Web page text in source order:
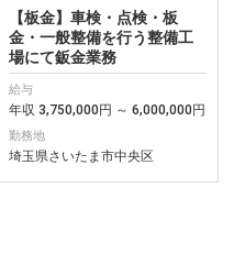
【板金】車検・点検・板
金・一般整備を行う整備工
場にて鈑金業務
給与
年収 3,750,000円 ～ 6,000,000円
勤務地
埼玉県さいたま市中央区